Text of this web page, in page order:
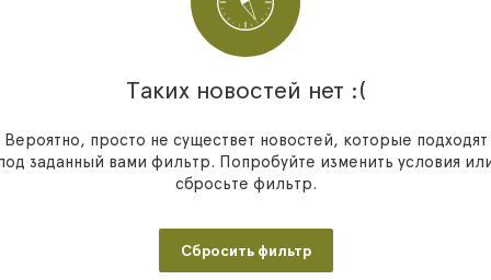
Таких новостей нет :(
Вероятно, просто не существет новостей, которые подходят
заданный вами фильтр. Попробуйте изменить условия
сбросьте фильтр.
Сбросить фильтр